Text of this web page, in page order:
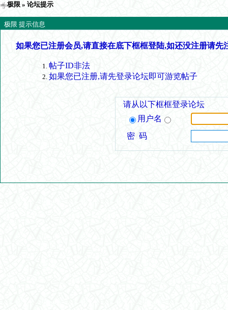
极限 » 论坛提示
极限 提示信息
如果您已注册会员,请直接在底下框框登陆,如还没注册请先
帖子ID非法
如果您已注册,请先登录论坛即可游览帖子
请从以下框框登录论坛
用户名
密 码